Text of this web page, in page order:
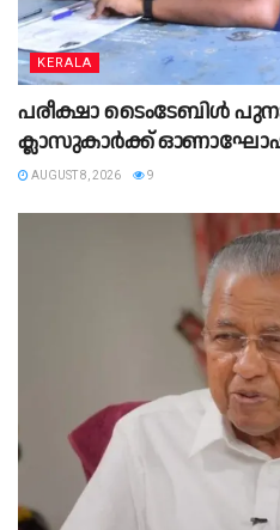
KERALA
പരീക്ഷാ ടൈംടേബിൾ
ക്ലാസുകാർക്ക് ഓണാഘോഷ
AUGUST 8, 2026 9